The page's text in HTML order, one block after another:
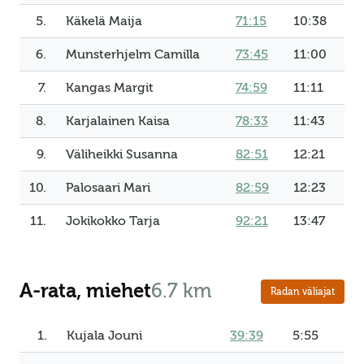
5. Käkelä Maija 71:15 10:38
6. Munsterhjelm Camilla 73:45 11:00
7. Kangas Margit 74:59 11:11
8. Karjalainen Kaisa 78:33 11:43
9. Väliheikki Susanna 82:51 12:21
10. Palosaari Mari 82:59 12:23
11. Jokikokko Tarja 92:21 13:47
A-rata, miehet6.7 km Radan väliajat
1. Kujala Jouni 39:39 5:55